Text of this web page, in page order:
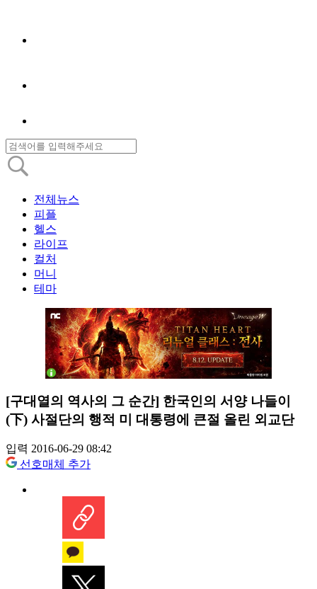
전체뉴스
피플
헬스
라이프
컬처
머니
테마
[구대열의 역사의 그 순간] 한국인의 서양 나들이
(下) 사절단의 행적 미 대통령에 큰절 올린 외교단
입력 2016-06-29 08:42
선호매체 추가